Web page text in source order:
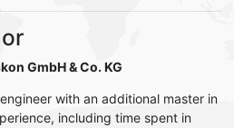
GmbH & Co. KG
with an additional master in
including time spent in